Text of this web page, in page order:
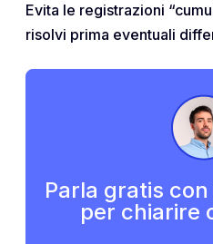
Evita le registrazioni
risolvi prima eventuali
Parla gratis
per chiarire